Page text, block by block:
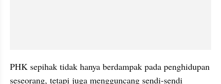
PHK sepihak tidak hanya berdampak pada penghidupan
seseorang, tetapi juga mengguncang sendi-sendi